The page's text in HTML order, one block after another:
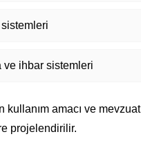
sistemleri
ve ihbar sistemleri
kullanım amacı ve mevzuat
projelendirilir.